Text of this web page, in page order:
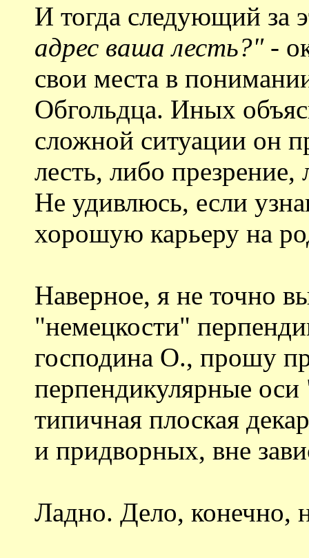
И тогда следующий за
адрес ваша лесть?"-
свои места в
Обгольдца. Иных
сложной ситуации он
лесть, либо
Не удивлюсь, если
хорошую карьеру на
Наверное, я не точно
"немецкости"
господина О., прошу
перпендикулярные
типичная плоская
и придворных, вне
Ладно. Дело, конечно,